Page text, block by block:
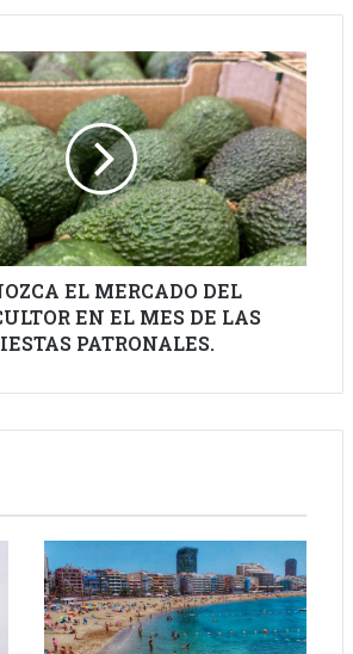
EL MERCADO DEL
EN EL MES DE LAS
PATRONALES.